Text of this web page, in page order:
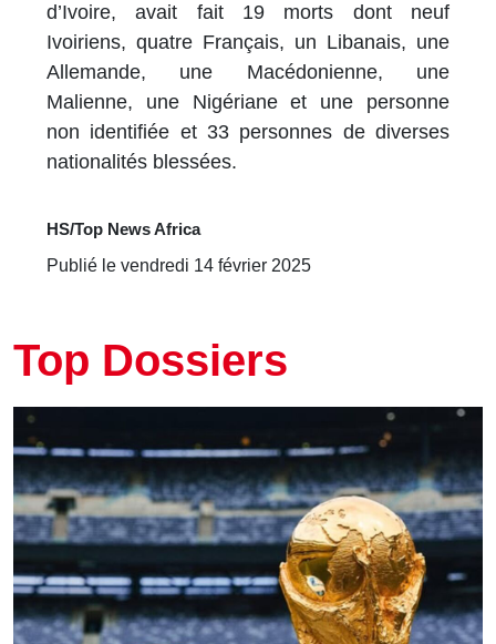
d’Ivoire, avait fait 19 morts dont neuf
Ivoiriens, quatre Français, un Libanais, une
Allemande, une Macédonienne, une
Malienne, une Nigériane et une personne
non identifiée et 33 personnes de diverses
nationalités blessées.
HS/Top News Africa
Publié le vendredi 14 février 2025
Top Dossiers